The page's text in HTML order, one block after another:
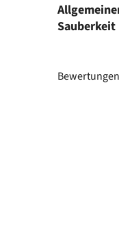
Sauberkeit